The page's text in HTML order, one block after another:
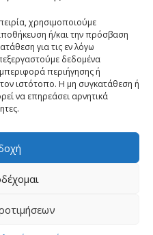
χρησιμοποιούμε
ή/και την πρόσβαση
για τις εν λόγω
δεδομένα
περιήγησης ή
ιστότοπο. Η μη συγκατάθεση ή
να επηρεάσει αρνητικά
& Powered By
Design